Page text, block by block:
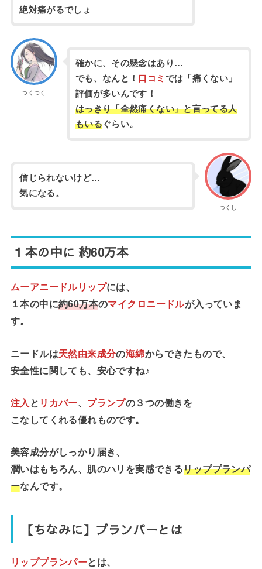
絶対痛がるでしょ
つくつく
確かに、その懸念はあり…
でも、なんと！ 口コミ では「痛くない」
評価が多いんです！
はっきり「全然痛くない」と言ってる人
もいるぐらい。
つくし
信じられないけど…
気になる。
１本の中に 約60万本
ムーアニードルリップには、
１本の中に約60万本のマイクロニードルが入っていま
す。
ニードルは天然由来成分の海綿からできたもので、
安全性に関しても、安心ですね♪
注入 と リカバー、 プランプの３つの働きを
こなしてくれる優れものです。
美容成分がしっかり届き、
潤いはもちろん、肌のハリを実感できるリッププランパ
ーなんです。
【ちなみに】プランパーとは
リッププランパーとは、